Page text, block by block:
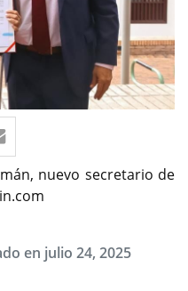
nuevo secretario de
en julio 24, 2025